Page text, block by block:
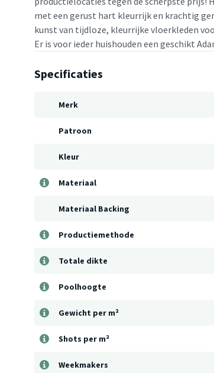
met een gerust hart kleurrijk en krachtig
kunst van tijdloze, kleurrijke vloerkleden
Er is voor ieder huishouden een geschikt
Specificaties
Merk
Patroon
Kleur
Materiaal
Materiaal Backing
Productiemethode
Totale dikte
Poolhoogte
Gewicht per m²
Shots per m²
Weekmakers